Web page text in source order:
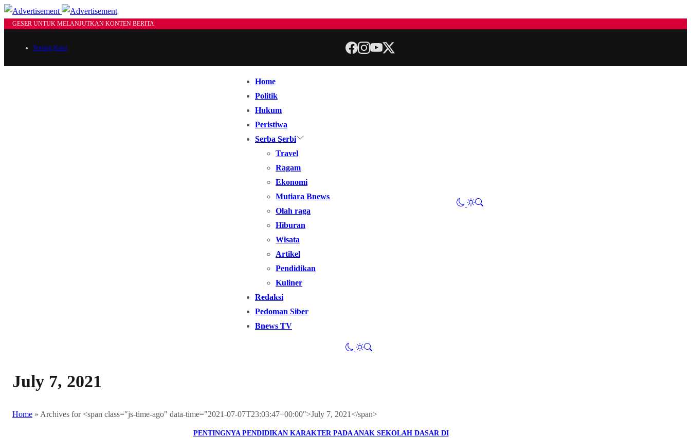
GESER UNTUK MELANJUTKAN KONTEN BERITA
Tentang Kami
Home
Politik
Hukum
Peristiwa
Serba Serbi
Travel
Ragam
Ekonomi
Mutiara Bnews
Olah raga
Hiburan
Wisata
Artikel
Pendidikan
Kuliner
Redaksi
Pedoman Siber
Bnews TV
July 7, 2021
Home » Archives for <span class="js-time-ago" data-time="2021-07-07T23:03:47+00:00">July 7, 2021</span>
PENTINGNYA PENDIDIKAN KARAKTER PADA ANAK SEKOLAH DASAR DI